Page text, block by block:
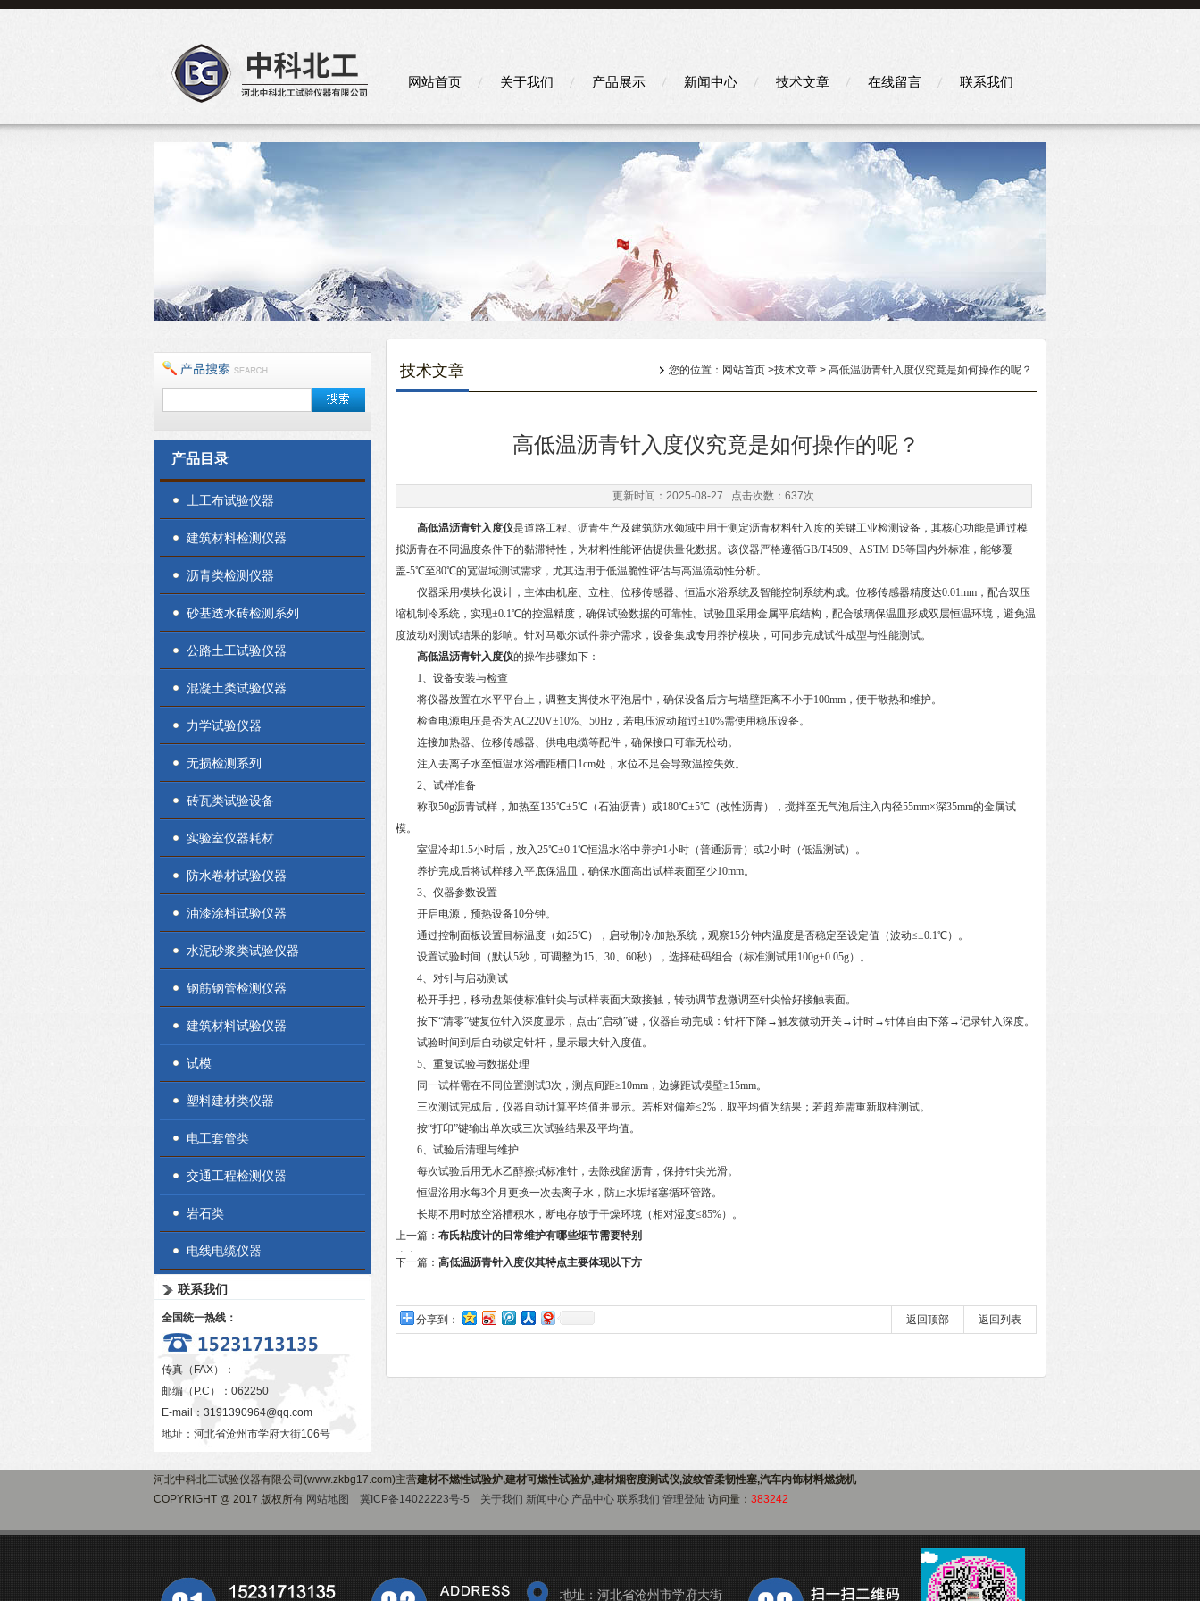
网站首页 关于我们 产品展示 新闻中心 技术文章 在线留言 联系我们
产品目录
土工布试验仪器
建筑材料检测仪器
沥青类检测仪器
砂基透水砖检测系列
公路土工试验仪器
混凝土类试验仪器
力学试验仪器
无损检测系列
砖瓦类试验设备
实验室仪器耗材
防水卷材试验仪器
油漆涂料试验仪器
水泥砂浆类试验仪器
钢筋钢管检测仪器
建筑材料试验仪器
试模
塑料建材类仪器
电工套管类
交通工程检测仪器
岩石类
电线电缆仪器
联系我们
全国统一热线：
传真（FAX）：
邮编（P.C）：062250
E-mail： 3191390964@qq.com
地址：河北省沧州市学府大街106号
技术文章 您的位置： 网站首页 >技术文章 > 高低温沥青针入度仪究竟是如何操作的呢？
高低温沥青针入度仪究竟是如何操作的呢？
更新时间：2025-08-27 点击次数：637次
高低温沥青针入度仪是道路工程、沥青生产及建筑防水领域中用于测定沥青材料针入度的关键工业检测设备，其核心功能是通过模
拟沥青在不同温度条件下的黏滞特性，为材料性能评估提供量化数据。该仪器严格遵循GB/T4509、ASTM D5等国内外标准，能够覆
盖-5℃至80℃的宽温域测试需求，尤其适用于低温脆性评估与高温流动性分析。
仪器采用模块化设计，主体由机座、立柱、位移传感器、恒温水浴系统及智能控制系统构成。位移传感器精度达0.01mm，配合双压
缩机制冷系统，实现±0.1℃的控温精度，确保试验数据的可靠性。试验皿采用金属平底结构，配合玻璃保温皿形成双层恒温环境，避免温
度波动对测试结果的影响。针对马歇尔试件养护需求，设备集成专用养护模块，可同步完成试件成型与性能测试。
高低温沥青针入度仪的操作步骤如下：
1、设备安装与检查
将仪器放置在水平平台上，调整支脚使水平泡居中，确保设备后方与墙壁距离不小于100mm，便于散热和维护。
检查电源电压是否为AC220V±10%、50Hz，若电压波动超过±10%需使用稳压设备。
连接加热器、位移传感器、供电电缆等配件，确保接口可靠无松动。
注入去离子水至恒温水浴槽距槽口1cm处，水位不足会导致温控失效。
2、试样准备
称取50g沥青试样，加热至135℃±5℃（石油沥青）或180℃±5℃（改性沥青），搅拌至无气泡后注入内径55mm×深35mm的金属试
模。
室温冷却1.5小时后，放入25℃±0.1℃恒温水浴中养护1小时（普通沥青）或2小时（低温测试）。
养护完成后将试样移入平底保温皿，确保水面高出试样表面至少10mm。
3、仪器参数设置
开启电源，预热设备10分钟。
通过控制面板设置目标温度（如25℃），启动制冷/加热系统，观察15分钟内温度是否稳定至设定值（波动≤±0.1℃）。
设置试验时间（默认5秒，可调整为15、30、60秒），选择砝码组合（标准测试用100g±0.05g）。
4、对针与启动测试
松开手把，移动盘架使标准针尖与试样表面大致接触，转动调节盘微调至针尖恰好接触表面。
按下“清零”键复位针入深度显示，点击“启动”键，仪器自动完成：针杆下降→触发微动开关→计时→针体自由下落→记录针入深度。
试验时间到后自动锁定针杆，显示最大针入度值。
5、重复试验与数据处理
同一试样需在不同位置测试3次，测点间距≥10mm，边缘距试模壁≥15mm。
三次测试完成后，仪器自动计算平均值并显示。若相对偏差≤2%，取平均值为结果；若超差需重新取样测试。
按“打印”键输出单次或三次试验结果及平均值。
6、试验后清理与维护
每次试验后用无水乙醇擦拭标准针，去除残留沥青，保持针尖光滑。
恒温浴用水每3个月更换一次去离子水，防止水垢堵塞循环管路。
长期不用时放空浴槽积水，断电存放于干燥环境（相对湿度≤85%）。
上一篇： 布氏粘度计的日常维护有哪些细节需要特别
注意
下一篇： 高低温沥青针入度仪其特点主要体现以下方
分享到： 返回列表
返回顶部
河北中科北工试验仪器有限公司(www.zkbg17.com)主营建材不燃性试验炉,建材可燃性试验炉,建材烟密度测试仪,波纹管柔韧性塞,汽车内饰材料燃烧机
COPYRIGHT @ 2017 版权所有 网站地图 冀ICP备14022223号-5 关于我们 新闻中心 产品中心 联系我们 管理登陆 访问量： 383242
地址：河北省沧州市学府大街